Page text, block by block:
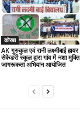
कोरबा
AK गुरुकुल एवं रानी लक्ष्मीबाई हायर
सेकेंडरी स्कूल द्वारा गांव में नशा मुक्ति
जागरूकता अभियान आयोजित